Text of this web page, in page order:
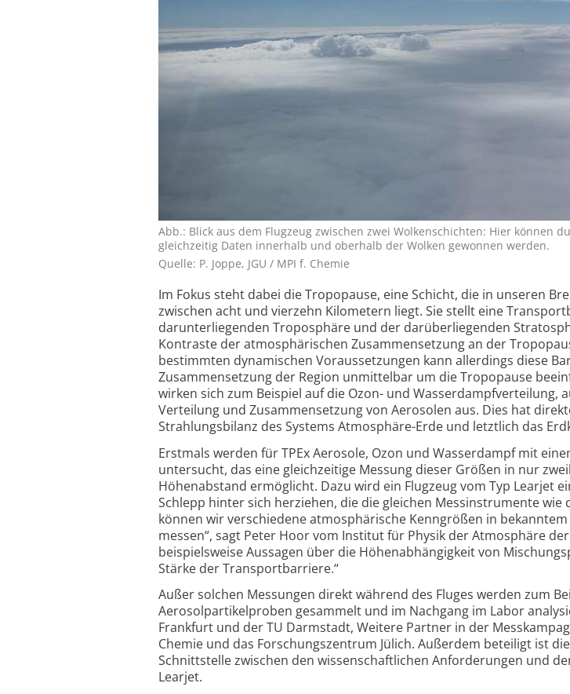
Abb.: Blick aus dem Flugzeug zwischen zwei Wolkenschichten: Hier können
gleichzeitig Daten innerhalb und oberhalb der Wolken gewonnen werden.
Quelle: P. Joppe, JGU / MPI f. Chemie
Im Fokus steht dabei die Tropopause, eine Schicht, die in unseren
zwischen acht und vierzehn Kilometern liegt. Sie stellt eine
darunterliegenden Troposphäre und der darüberliegenden
Kontraste der atmosphärischen Zusammensetzung an der
bestimmten dynamischen Voraussetzungen kann allerdings diese
Zusammensetzung der Region unmittelbar um die Tropopause
wirken sich zum Beispiel auf die Ozon- und Wasserdampfverteilung,
Verteilung und Zusammensetzung von Aerosolen aus. Dies hat
Strahlungsbilanz des Systems Atmosphäre-Erde und letztlich das
Erstmals werden für TPEx Aerosole, Ozon und Wasserdampf mit
untersucht, das eine gleichzeitige Messung dieser Größen in nur
Höhenabstand ermöglicht. Dazu wird ein Flugzeug vom Typ Learjet
Schlepp hinter sich herziehen, die die gleichen Messinstrumente wie
können wir verschiedene atmosphärische Kenngrößen in
messen“, sagt Peter Hoor vom Institut für Physik der Atmosphäre
beispielsweise Aussagen über die Höhenabhängigkeit von
Stärke der Transportbarriere.“
Außer solchen Messungen direkt während des Fluges werden zum
Aerosolpartikelproben gesammelt und im Nachgang im Labor
Frankfurt und der TU Darmstadt, Weitere Partner in der
Chemie und das Forschungszentrum Jülich. Außerdem beteiligt ist
Schnittstelle zwischen den wissenschaftlichen Anforderungen und
Learjet.